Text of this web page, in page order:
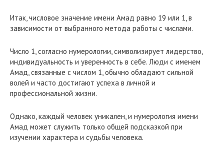
Итак, числовое значение имени Амад равно 19 или 1, в
зависимости от выбранного метода работы с числами.
Число 1, согласно нумерологии, символизирует лидерство,
индивидуальность и уверенность в себе. Люди с именем
Амад, связанные с числом 1, обычно обладают сильной
волей и часто достигают успеха в личной и
профессиональной жизни.
Однако, каждый человек уникален, и нумерология имени
Амад может служить только общей подсказкой при
изучении характера и судьбы человека.